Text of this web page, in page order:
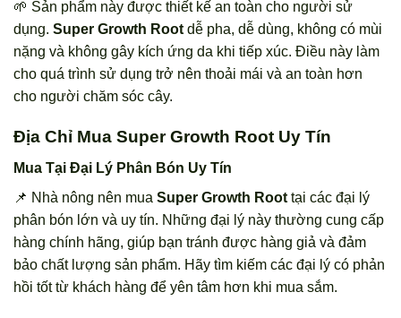
🌱 Sản phẩm này được thiết kế an toàn cho người sử
dụng. Super Growth Rootdễ pha, dễ dùng, không có mùi
nặng và không gây kích ứng da khi tiếp xúc. Điều này làm
cho quá trình sử dụng trở nên thoải mái và an toàn hơn
cho người chăm sóc cây.
Địa Chỉ Mua Super Growth Root Uy Tín
Mua Tại Đại Lý Phân Bón Uy Tín
📌 Nhà nông nên mua Super Growth Root tại các đại lý
phân bón lớn và uy tín. Những đại lý này thường cung cấp
hàng chính hãng, giúp bạn tránh được hàng giả và đảm
bảo chất lượng sản phẩm. Hãy tìm kiếm các đại lý có phản
hồi tốt từ khách hàng để yên tâm hơn khi mua sắm.